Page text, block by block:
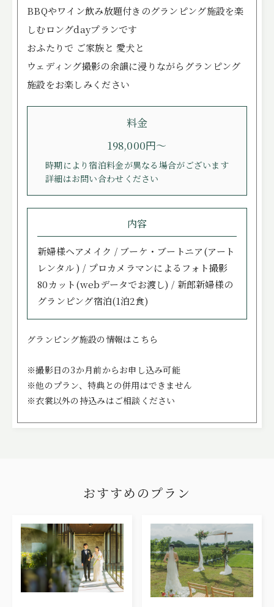
BBQやワイン飲み放題付きのグランピング施設を楽
しむロングdayプランです
おふたりで ご家族と 愛犬と
ウェディング撮影の余韻に浸りながらグランピング
施設をお楽しみください
料金
198,000円～
時期により宿泊料金が異なる場合がございます
詳細はお問い合わせください
内容
新婦様ヘアメイク / ブーケ・ブートニア(アート
レンタル ) / プロカメラマンによるフォト撮影
80カット(webデータでお渡し) / 新郎新婦様の
グランピング宿泊(1泊2食)
グランピング施設の情報はこちら
※撮影日の3か月前からお申し込み可能
※他のプラン、特典との併用はできません
※衣裳以外の持込みはご相談ください
おすすめのプラン